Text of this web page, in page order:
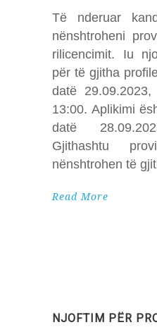
Të nderuar
nënshtroheni
rilicencimit. Iu
për të gjitha
datë
13:00. Aplikimi
datë
Gjithashtu
nënshtrohen të
Read More
NJOFTIM PËR